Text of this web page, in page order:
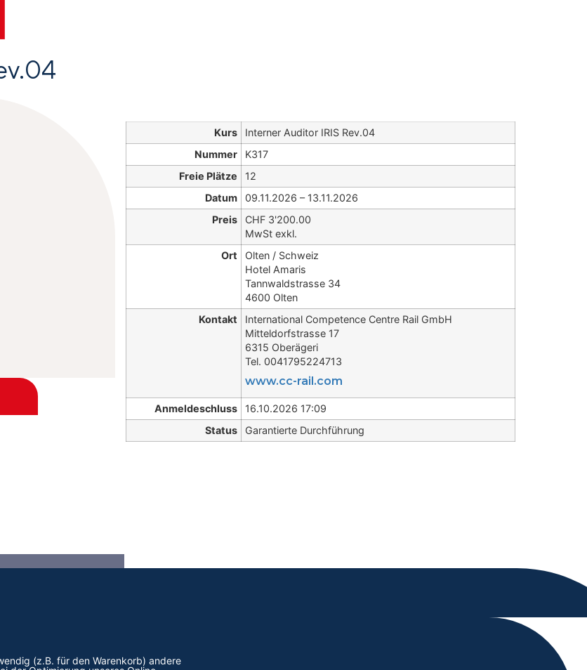
Kurs
Interner Auditor IRIS Rev.04
Nummer
K317
Freie Plätze
12
Datum
09.11.2026 – 13.11.2026
Preis
CHF 3'200.00
MwSt exkl.
Ort
Olten / Schweiz
Hotel Amaris
Tannwaldstrasse 34
4600 Olten
Kontakt
International Competence Centre Rail GmbH
Mitteldorfstrasse 17
6315 Oberägeri
Tel. 0041795224713
www.cc-rail.com
Anmeldeschluss
16.10.2026 17:09
Status
Garantierte Durchführung
17 (z.B. für den Warenkorb) andere